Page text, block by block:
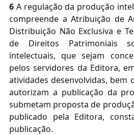
6 A regulação da produção
compreende a Atribuição de
Distribuição Não Exclusiva e
de Direitos Patrimoniais
intelectuais, que sejam
pelos servidores da Editora,
atividades desenvolvidas, bem
autorizam a publicação da
submetam proposta de
publicado pela Editora,
publicação.